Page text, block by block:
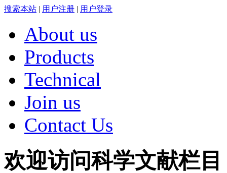
搜索本站 | 用户注册 | 用户登录
About us
Products
Technical
Join us
Contact Us
欢迎访问科学文献栏目